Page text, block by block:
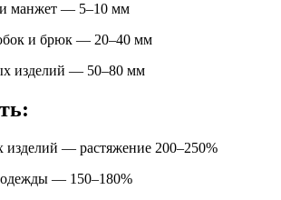
и манжет — 5–10 мм
и брюк — 20–40 мм
изделий — 50–80 мм
изделий — растяжение 200–250%
— 150–180%